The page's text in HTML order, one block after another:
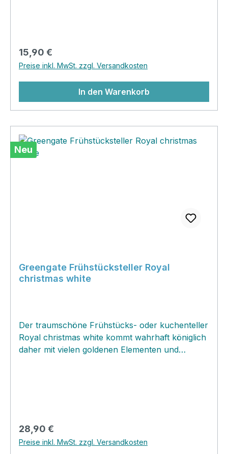
Regulärer Preis:
15,90 €
Preise inkl. MwSt. zzgl. Versandkosten
In den Warenkorb
Neu
Greengate Frühstücksteller Royal
christmas white
Der traumschöne Frühstücks- oder kuchenteller
Royal christmas white kommt wahrhaft königlich
daher mit vielen goldenen Elementen und
dem Hersteller für den Geschirrspüler nicht
empfohlen. Die Problematik liegt an der Vielzahl
der Geschirrspülmittel und der verschiedenen
Regulärer Preis:
28,90 €
Preise inkl. MwSt. zzgl. Versandkosten